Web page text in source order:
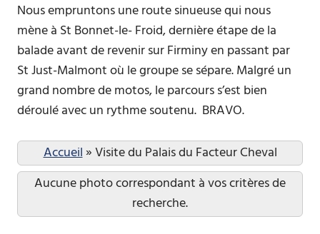
Nous empruntons une route sinueuse qui nous
mène à St Bonnet-le- Froid, dernière étape de la
balade avant de revenir sur Firminy en passant par
St Just-Malmont où le groupe se sépare. Malgré un
grand nombre de motos, le parcours s’est bien
déroulé avec un rythme soutenu. BRAVO.
Accueil»Visite du Palais du Facteur Cheval
Aucune photo correspondant à vos critères de
recherche.